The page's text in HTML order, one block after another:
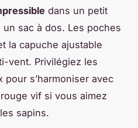
dans un petit
sac à dos. Les poches
la capuche ajustable
vent. Privilégiez les
s’harmoniser avec
vif si vous aimez
sapins.